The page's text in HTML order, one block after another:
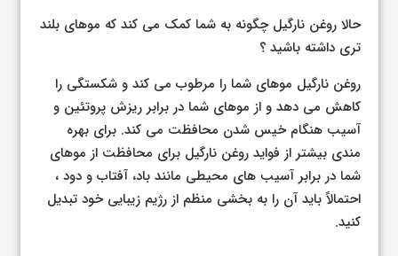
حالا روغن نارگیل چگونه به شما کمک می کند که موهای بلند
تری داشته باشید ؟
روغن نارگیل موهای شما را مرطوب می کند و شکستگی را
کاهش می دهد و از موهای شما در برابر ریزش پروتئین و
آسیب هنگام خیس شدن محافظت می کند. برای بهره
مندی بیشتر از فواید روغن نارگیل برای محافظت از موهای
شما در برابر آسیب های محیطی مانند باد، آفتاب و دود ،
احتمالاً باید آن را به بخشی منظم از رژیم زیبایی خود تبدیل
کنید.